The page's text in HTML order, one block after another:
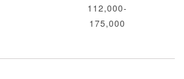
112,000-
175,000